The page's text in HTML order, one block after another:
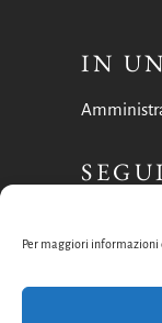
Per maggiori informazioni
IN